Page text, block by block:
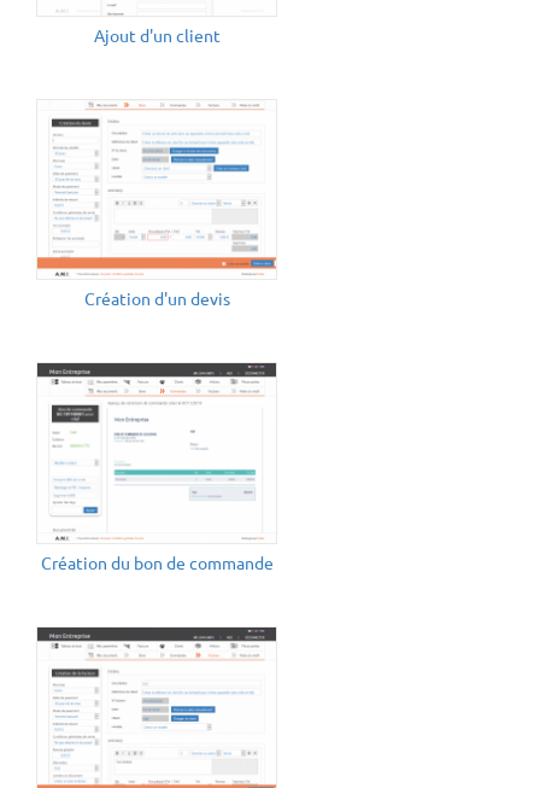
Ajout d'un client
Création d'un devis
Création du bon de commande